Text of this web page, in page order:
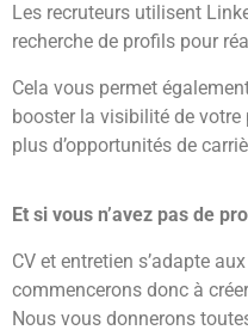
Les recruteurs utilisent
recherche de profils pour
Cela vous permet
booster la visibilité de
plus d’opportunités de
Et si vous n’avez pas de
CV et entretien s’adapte
commencerons donc à
Nous vous donnerons